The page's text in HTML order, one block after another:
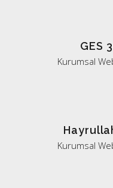
GES
Kurumsal
Kurumsal